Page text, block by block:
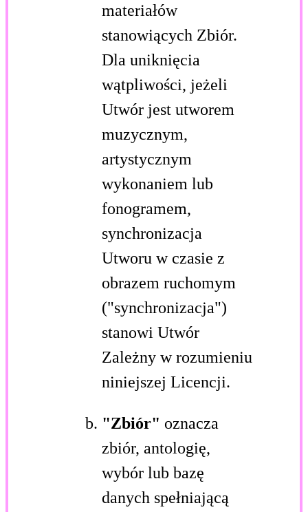
materiałów
stanowiących Zbiór.
Dla uniknięcia
wątpliwości, jeżeli
Utwór jest utworem
muzycznym,
artystycznym
wykonaniem lub
fonogramem,
synchronizacja
Utworu w czasie z
obrazem ruchomym
("synchronizacja")
stanowi Utwór
Zależny w rozumieniu
niniejszej Licencji.
"Zbiór" oznacza
zbiór, antologię,
wybór lub bazę
danych spełniającą